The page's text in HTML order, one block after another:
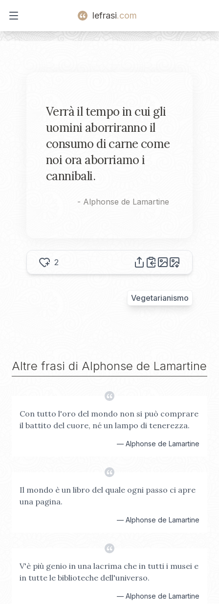
Open main menu
lefrasi.com
Verrà il tempo in cui gli
uomini aborriranno il
consumo di carne come
noi ora aborriamo i
cannibali.
- Alphonse de Lamartine
2
Vegetarianismo
Altre frasi di Alphonse de Lamartine
Con tutto l'oro del mondo non si può comprare
il battito del cuore, né un lampo di tenerezza.
— Alphonse de Lamartine
Il mondo è un libro del quale ogni passo ci apre
una pagina.
— Alphonse de Lamartine
V'è più genio in una lacrima che in tutti i musei e
in tutte le biblioteche dell'universo.
— Alphonse de Lamartine